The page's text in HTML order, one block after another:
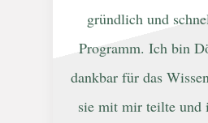
gründlich und
Programm. Ich bin
dankbar für das
sie mit mir teilte und